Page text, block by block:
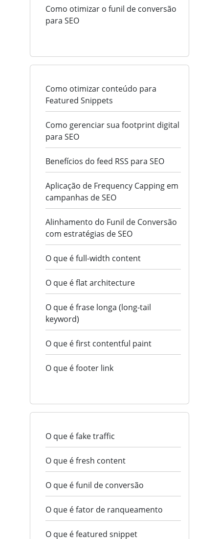
Como otimizar o funil de conversão
para SEO
Como otimizar conteúdo para
Featured Snippets
Como gerenciar sua footprint digital
para SEO
Benefícios do feed RSS para SEO
Aplicação de Frequency Capping em
campanhas de SEO
Alinhamento do Funil de Conversão
com estratégias de SEO
O que é full-width content
O que é flat architecture
O que é frase longa (long-tail
keyword)
O que é first contentful paint
O que é footer link
O que é fake traffic
O que é fresh content
O que é funil de conversão
O que é fator de ranqueamento
O que é featured snippet